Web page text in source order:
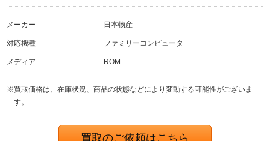
メーカー 日本物産
対応機種 ファミリーコンピュータ
メディア ROM
※買取価格は、在庫状況、商品の状態などにより変動する可能性がございま
す。
買取のご依頼はこちら